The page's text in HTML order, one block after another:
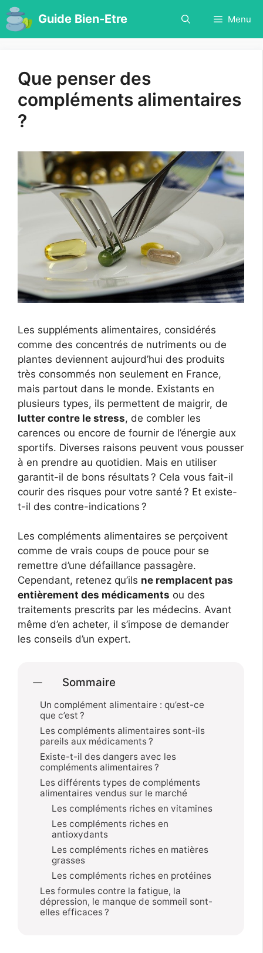
Aller
au
contenu
Guide Bien-Etre Menu
Que penser des
compléments alimentaires
?
Les suppléments alimentaires, considérés
comme des concentrés de nutriments ou de
plantes deviennent aujourd’hui des produits
très consommés non seulement en France,
mais partout dans le monde. Existants en
plusieurs types, ils permettent de maigrir, de
lutter contre le stress, de combler les
carences ou encore de fournir de l’énergie aux
sportifs. Diverses raisons peuvent vous pousser
à en prendre au quotidien. Mais en utiliser
garantit-il de bons résultats ? Cela vous fait-il
courir des risques pour votre santé ? Et existe-
t-il des contre-indications ?
Les compléments alimentaires se perçoivent
comme de vrais coups de pouce pour se
remettre d’une défaillance passagère.
Cependant, retenez qu’ils ne remplacent pas
entièrement des médicaments ou des
traitements prescrits par les médecins. Avant
même d’en acheter, il s’impose de demander
les conseils d’un expert.
Sommaire
Un complément alimentaire : qu’est-ce
que c’est ?
Les compléments alimentaires sont-ils
pareils aux médicaments ?
Existe-t-il des dangers avec les
compléments alimentaires ?
Les différents types de compléments
alimentaires vendus sur le marché
Les compléments riches en vitamines
Les compléments riches en
antioxydants
Les compléments riches en matières
grasses
Les compléments riches en protéines
Les formules contre la fatigue, la
dépression, le manque de sommeil sont-
elles efficaces ?